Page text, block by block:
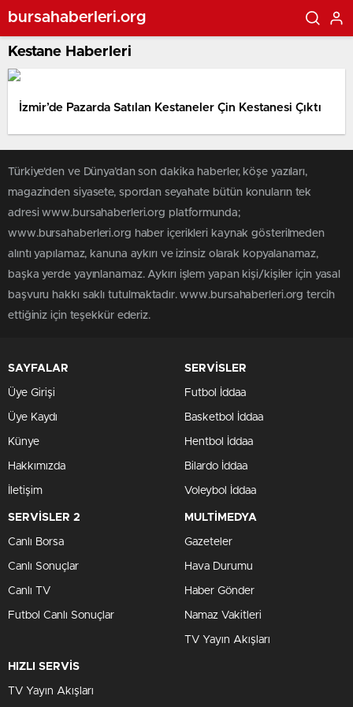
bursahaberleri.org
Kestane Haberleri
İzmir’de Pazarda Satılan Kestaneler Çin Kestanesi Çıktı
Türkiye'den ve Dünya’dan son dakika haberler, köşe yazıları,
magazinden siyasete, spordan seyahate bütün konuların tek
adresi www.bursahaberleri.org platformunda;
www.bursahaberleri.org haber içerikleri kaynak gösterilmeden
alıntı yapılamaz, kanuna aykırı ve izinsiz olarak kopyalanamaz,
başka yerde yayınlanamaz. Aykırı işlem yapan kişi/kişiler için yasal
başvuru hakkı saklı tutulmaktadır. www.bursahaberleri.org tercih
ettiğiniz için teşekkür ederiz.
SAYFALAR
Üye Girişi
Üye Kaydı
Künye
Hakkımızda
İletişim
SERVİSLER
Futbol İddaa
Basketbol İddaa
Hentbol İddaa
Bilardo İddaa
Voleybol İddaa
SERVİSLER 2
Canlı Borsa
Canlı Sonuçlar
Canlı TV
Futbol Canlı Sonuçlar
MULTİMEDYA
Gazeteler
Hava Durumu
Haber Gönder
Namaz Vakitleri
TV Yayın Akışları
HIZLI SERVİS
TV Yayın Akışları